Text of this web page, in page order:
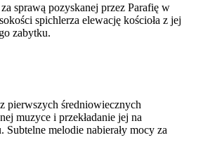
sprawą pozyskanej przez Parafię w
spichlerza elewację kościoła z jej
zabytku.
pierwszych średniowiecznych
muzyce i przekładanie jej na
Subtelne melodie nabierały mocy za